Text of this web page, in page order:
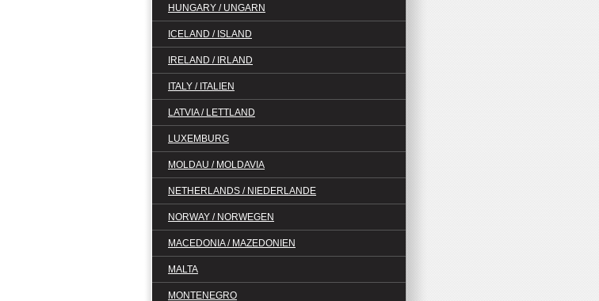
HUNGARY / UNGARN
ICELAND / ISLAND
IRELAND / IRLAND
ITALY / ITALIEN
LATVIA / LETTLAND
LUXEMBURG
MOLDAU / MOLDAVIA
NETHERLANDS / NIEDERLANDE
NORWAY / NORWEGEN
MACEDONIA / MAZEDONIEN
MALTA
MONTENEGRO